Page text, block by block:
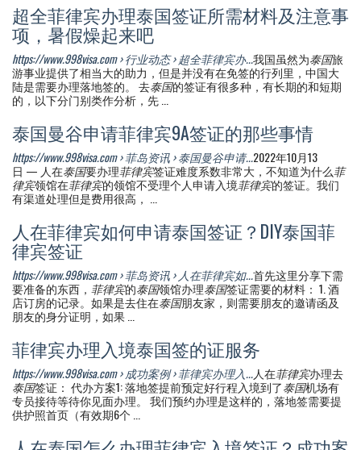
超全菲律宾办理泰国签证所需材料及注意事
项，暑假燥起来吧
https://www.998visa.com › 行业动态 › 超全菲律宾办...我国虽然为泰国旅
游事业提供了相当大的助力，但是并没有在免签的行列里，中国大
陆是需要办理落地签的。 去泰国的签证有很多种，有长期的和短期
的，以下分门别类作分析，先 ...
泰国曼谷申请菲律宾9A签证的那些事情
https://www.998visa.com › 菲岛资讯 › 泰国曼谷申请...2022年10月13
日 — 人在泰国要办理菲律宾签证难度系数非常大，不知道为什么菲
律宾领馆在菲律宾的领馆不受理个人申请入境菲律宾的签证。我们
有渠道处理但是费用很高， ...
人在菲律宾如何申请泰国签证？DIY泰国菲
律宾签证
https://www.998visa.com › 菲岛资讯 › 人在菲律宾如...首先这里分享下需
要准备的东西， 菲律宾的泰国领馆办理泰国签证需要的材料： 1. 酒
店订房的记录。如果是去住在泰国朋友家，则需要朋友的邀请函及
朋友的身分证明，如果 ...
菲律宾办理入境泰国签的证服务
https://www.998visa.com › 成功案例 › 菲律宾办理入...人在菲律宾办理去
泰国签证： 代办方案1: 落地签提前预定好行程入境到了泰国机场有
专员接待等待你见面办理。 我们预约办理是这样的，落地签需要提
供护照首页（有效期6个 ...